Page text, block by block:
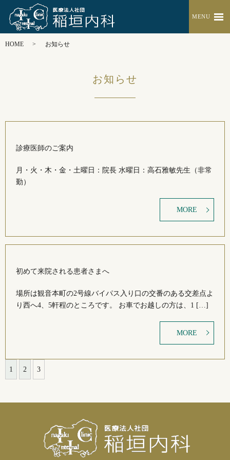
MENU
HOME お知らせ
お知らせ
診療医師のご案内
月・火・木・金・土曜日：院長 水曜日：高石雅敏先生（非常
勤）
MORE
初めて来院される患者さまへ
場所は観音本町の2号線バイパス入り口の交番のある交差点よ
り西へ4、5軒程のところです。 お車でお越しの方は、1 […]
MORE
1 2 3